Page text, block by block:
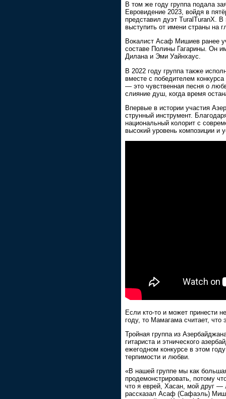
В том же году группа подала
Евровидение 2023, войдя в
представил дуэт TuralTuranX.
выступить от имени страны на
Вокалист Асаф Мишиев ранее
составе Полины Гагарины. Он
Дилана и Эми Уайнхаус.
В 2022 году группа также
вместе с победителем
— это чувственная песня о
слияние душ, когда время
Впервые в истории участия
струнный инструмент.
национальный колорит с
высокий уровень композиции и
Если кто-то и может принести
году, то Мамагама считает, что
Тройная группа из
гитариста и этнического
ежегодном конкурсе в этом
терпимости и любви.
«В нашей группе мы как
продемонстрировать, потому
что я еврей, Хасан, мой друг
рассказал Асаф (Сафаэль)